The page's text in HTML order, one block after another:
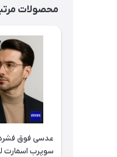
محصولات
عدسی فوق
سوپرب اسمارت